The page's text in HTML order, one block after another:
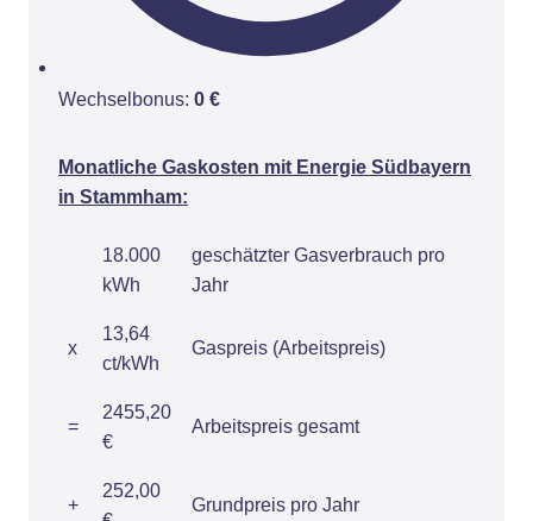
Wechselbonus: 0 €
Monatliche Gaskosten mit Energie Südbayern
in Stammham:
18.000
kWh
geschätzter Gasverbrauch pro
Jahr
x
13,64
ct/kWh
Gaspreis (Arbeitspreis)
=
2455,20
€
Arbeitspreis gesamt
+
252,00
Grundpreis pro Jahr